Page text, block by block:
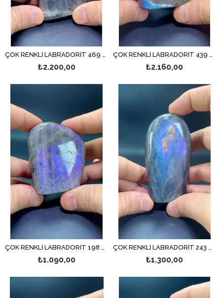
ÇOK RENKLİ LABRADORİT 469 GR.
₺2.200,00
ÇOK RENKLİ LABRADORİT 439 GR.
₺2.160,00
₺1.090,00 ₺1.300,00